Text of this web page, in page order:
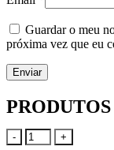
Guardar o meu
próxima vez que eu
- +